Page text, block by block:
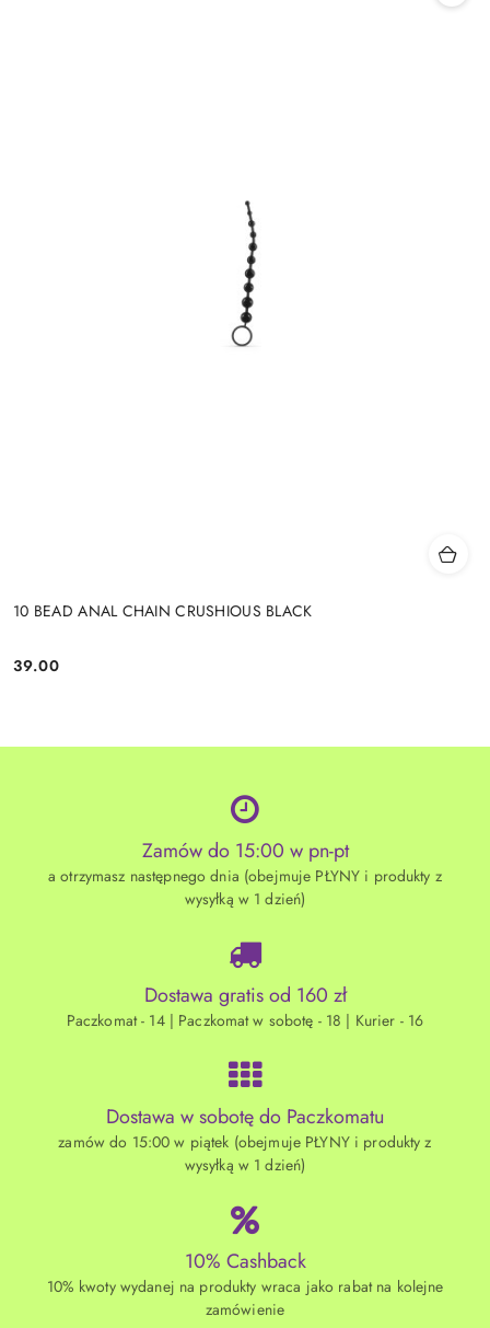
10 BEAD ANAL CHAIN CRUSHIOUS BLACK
Cena:
39.00
Zamów do 15:00 w pn-pt
a otrzymasz następnego dnia (obejmuje PŁYNY i produkty z
wysyłką w 1 dzień)
Dostawa gratis od 160 zł
Paczkomat - 14 | Paczkomat w sobotę - 18 | Kurier - 16
Dostawa w sobotę do Paczkomatu
zamów do 15:00 w piątek (obejmuje PŁYNY i produkty z
wysyłką w 1 dzień)
10% Cashback
10% kwoty wydanej na produkty wraca jako rabat na kolejne
zamówienie